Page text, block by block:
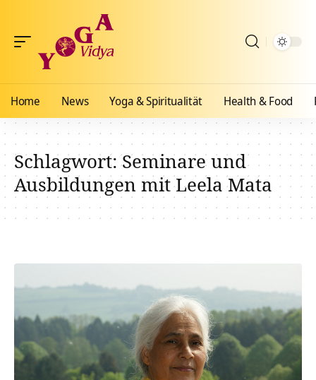
Home News Yoga & Spiritualität Health & Food
Schlagwort:Seminare und
Ausbildungen mit Leela Mata